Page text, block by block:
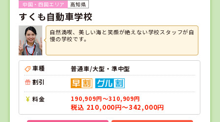
高知県
すくも自動車学校
自然満喫、美しい海と笑顔が絶えない学校スタッフが自
慢の学校です。
車種
普通車/大型・準中型
割引
料金 190,909円～310,909円
税込 210,000円～342,000円